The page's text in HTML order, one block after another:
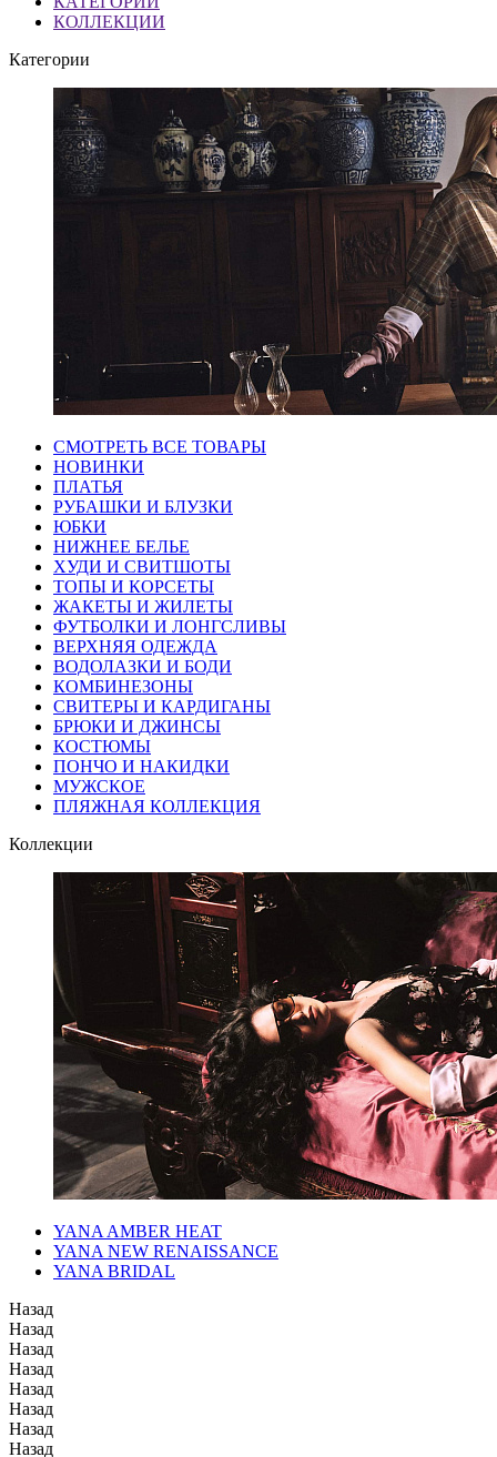
КОЛЛЕКЦИИ
Категории
СМОТРЕТЬ ВСЕ ТОВАРЫ
НОВИНКИ
ПЛАТЬЯ
РУБАШКИ И БЛУЗКИ
ЮБКИ
НИЖНЕЕ БЕЛЬЕ
ХУДИ И СВИТШОТЫ
ТОПЫ И КОРСЕТЫ
ЖАКЕТЫ И ЖИЛЕТЫ
ФУТБОЛКИ И ЛОНГСЛИВЫ
ВЕРХНЯЯ ОДЕЖДА
ВОДОЛАЗКИ И БОДИ
КОМБИНЕЗОНЫ
СВИТЕРЫ И КАРДИГАНЫ
БРЮКИ И ДЖИНСЫ
КОСТЮМЫ
ПОНЧО И НАКИДКИ
МУЖСКОЕ
ПЛЯЖНАЯ КОЛЛЕКЦИЯ
Коллекции
YANA AMBER HEAT
YANA NEW RENAISSANCE
YANA BRIDAL
Назад
Назад
Назад
Назад
Назад
Назад
Назад
Назад